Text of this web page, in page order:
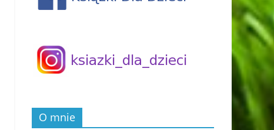
O mnie